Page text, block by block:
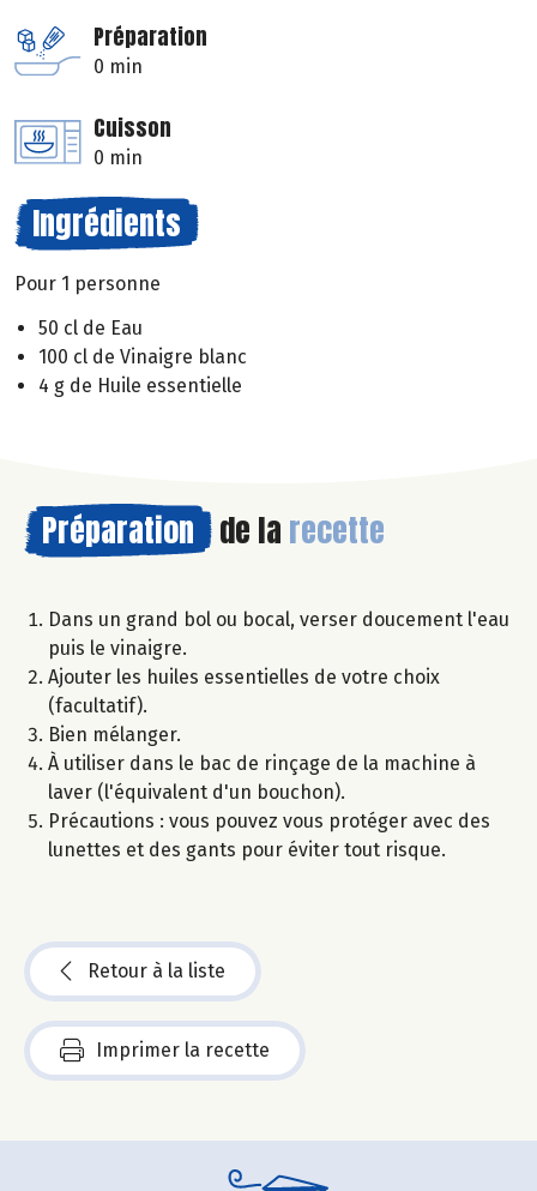
Préparation
0 min
Cuisson
0 min
Ingrédients
Pour 1 personne
50 cl de Eau
100 cl de Vinaigre blanc
4 g de Huile essentielle
Préparation de la recette
Dans un grand bol ou bocal, verser doucement l'eau
puis le vinaigre.
Ajouter les huiles essentielles de votre choix
(facultatif).
Bien mélanger.
À utiliser dans le bac de rinçage de la machine à
laver (l'équivalent d'un bouchon).
Précautions : vous pouvez vous protéger avec des
lunettes et des gants pour éviter tout risque.
Retour à la liste
Imprimer la recette